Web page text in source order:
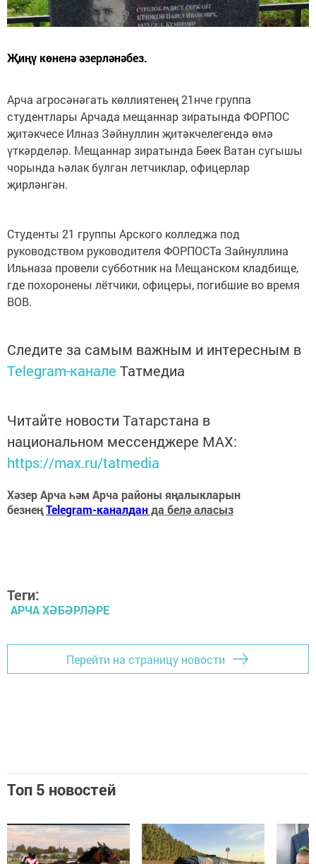
Җиңү көненә әзерләнәбез.
Арча агросәнәгать көллиятенең 21нче группа
студентлары Арчада мещаннар зиратында ФОРПОС
җитәкчесе Илназ Зәйнуллин җитәкчелегендә өмә
үткәрделәр. Мещаннар зиратында Бөек Ватан сугышы
чорында һәлак булган летчиклар, офицерлар
җирләнгән.
Студенты 21 группы Арского колледжа под
руководством руководителя ФОРПОСТа Зайнуллина
Ильназа провели субботник на Мещанском кладбище,
где похоронены лётчики, офицеры, погибшие во время
ВОВ.
Следите за самым важным и интересным в
Telegram-канале Татмедиа
Читайте новости Татарстана в
национальном мессенджере MАХ:
https://max.ru/tatmedia
Хәзер Арча һәм Арча районы яңалыкларын
безнеңTelegram-каналданда белә аласыз
Теги:
АРЧА ХӘБӘРЛӘРЕ
Перейти на страницу новости
Топ 5 новостей